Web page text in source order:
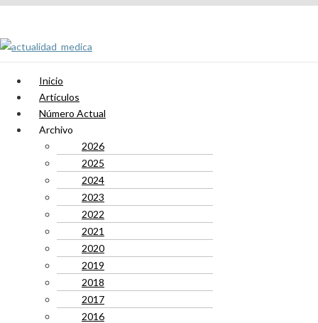
Inicio
Artículos
Número Actual
Archivo
2026
2025
2024
2023
2022
2021
2020
2019
2018
2017
2016